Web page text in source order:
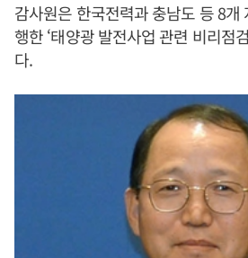
감사원은 한국전력과 충남도 등 8개
행한 ‘태양광 발전사업 관련 비리점
다.